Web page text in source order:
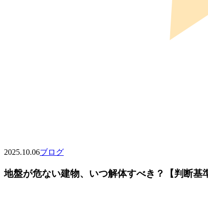
2025.10.06ブログ
地盤が危ない建物、いつ解体すべき？【判断